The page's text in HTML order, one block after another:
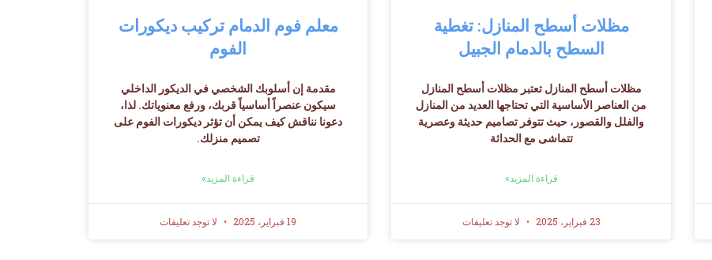
مظلات أسطح المنازل: تغطية
السطح بالدمام الجبيل
مظلات أسطح المنازل تعتبر مظلات أسطح المنازل
من العناصر الأساسية التي تحتاجها العديد من المنازل
والفلل والقصور، حيث تتوفر تصاميم حديثة وعصرية
تتماشى مع الحداثة
قراءة المزيد»
23 فبراير، 2025 لا توجد تعليقات
معلم فوم الدمام تركيب ديكورات
الفوم
مقدمة إن أسلوبك الشخصي في الديكور الداخلي
سيكون عنصراً أساسياً قربك، ورفع معنوياتك. لذا،
دعونا نناقش كيف يمكن أن تؤثر ديكورات الفوم على
تصميم منزلك.
قراءة المزيد»
19 فبراير، 2025 لا توجد تعليقات